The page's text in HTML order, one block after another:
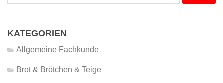
KATEGORIEN
Allgemeine Fachkunde
Brot & Brötchen & Teige